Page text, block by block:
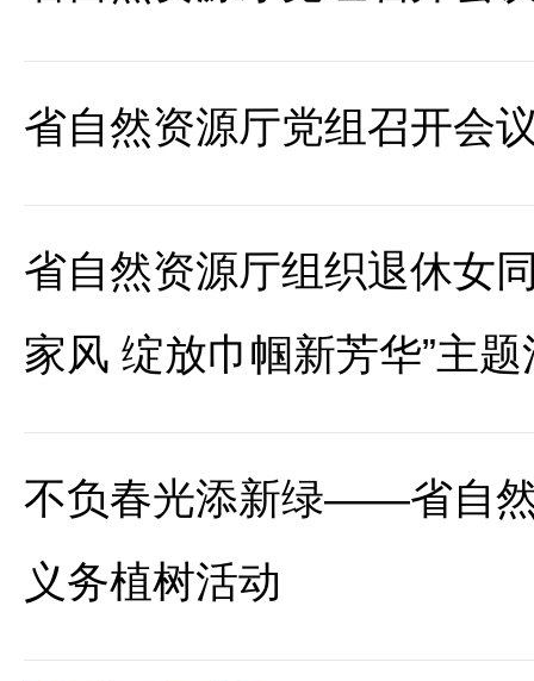
省自然资源厅党组召开会
省自然资源厅组织退休女
家风 绽放巾帼新芳华”主
不负春光添新绿——省自
义务植树活动